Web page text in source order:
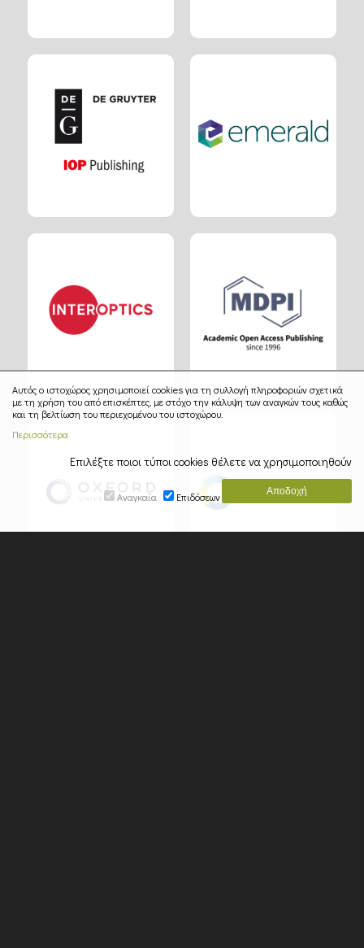
Αυτός ο ιστοχώρος χρησιμοποιεί cookies για τη συλλογή πληροφοριών σχετικά
με τη χρήση του από επισκέπτες, με στόχο την κάλυψη των αναγκών τους καθώς
και τη βελτίωση του περιεχομένου του ιστοχώρου.
Περισσότερα
Επιλέξτε ποιοι τύποι cookies θέλετε να χρησιμοποιηθούν
Αναγκαία Επιδόσεων